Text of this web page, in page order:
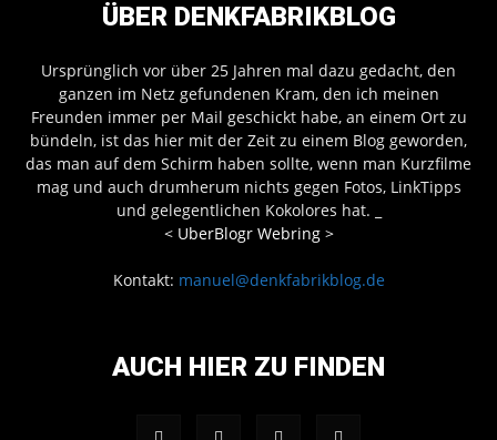
ÜBER DENKFABRIKBLOG
Ursprünglich vor über 25 Jahren mal dazu gedacht, den
ganzen im Netz gefundenen Kram, den ich meinen
Freunden immer per Mail geschickt habe, an einem Ort zu
bündeln, ist das hier mit der Zeit zu einem Blog geworden,
das man auf dem Schirm haben sollte, wenn man Kurzfilme
mag und auch drumherum nichts gegen Fotos, LinkTipps
und gelegentlichen Kokolores hat.
< UberBlogr Webring >
Kontakt: manuel@denkfabrikblog.de
AUCH HIER ZU FINDEN